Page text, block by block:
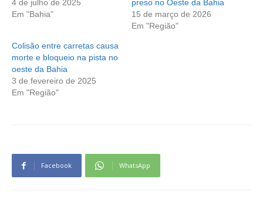
4 de julho de 2025
Em "Bahia"
preso no Oeste da Bahia
15 de março de 2026
Em "Região"
Colisão entre carretas causa
morte e bloqueio na pista no
oeste da Bahia
3 de fevereiro de 2025
Em "Região"
Facebook WhatsApp